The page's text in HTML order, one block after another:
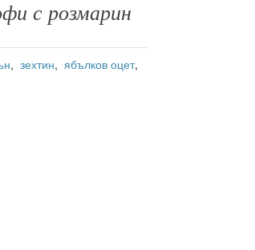
с розмарин
,зехтин,ябълков оцет,